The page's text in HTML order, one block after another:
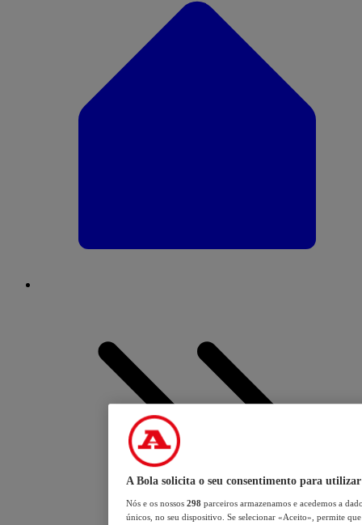
A Bola solicita o seu consentimento para utilizar
Nós e os nossos 298 parceiros armazenamos e acedemos a
únicos, no seu dispositivo. Se selecionar «Aceito», permite